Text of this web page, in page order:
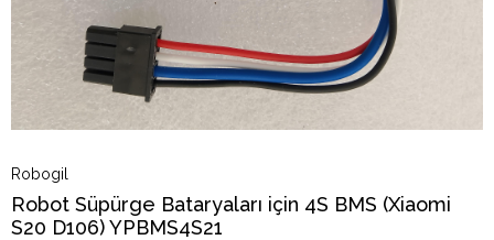
Robogil
Robot Süpürge Bataryaları için 4S BMS (Xiaomi
S20 D106) YPBMS4S21